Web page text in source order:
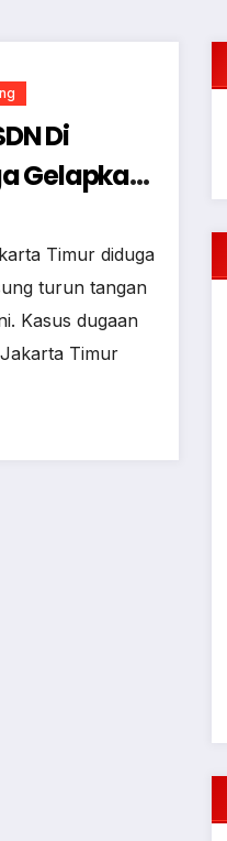
Di
Gelapkan
Tangan
Timur diduga
turun tangan
Kasus dugaan
Timur